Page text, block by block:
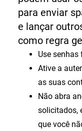
para enviar
e lançar
como regra
Use senhas
Ative a
as suas
Não abra
solicitados,
que você